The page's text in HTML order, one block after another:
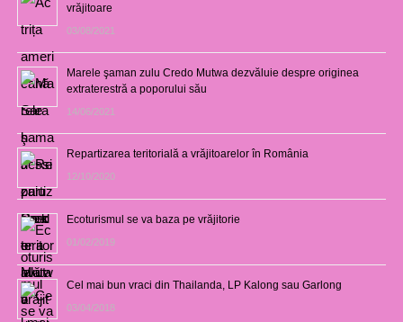
vrăjitoare
03/08/2021
Marele şaman zulu Credo Mutwa dezvăluie despre originea
extraterestră a poporului său
14/06/2021
Repartizarea teritorială a vrăjitoarelor în România
12/10/2020
Ecoturismul se va baza pe vrăjitorie
01/02/2019
Cel mai bun vraci din Thailanda, LP Kalong sau Garlong
03/04/2018